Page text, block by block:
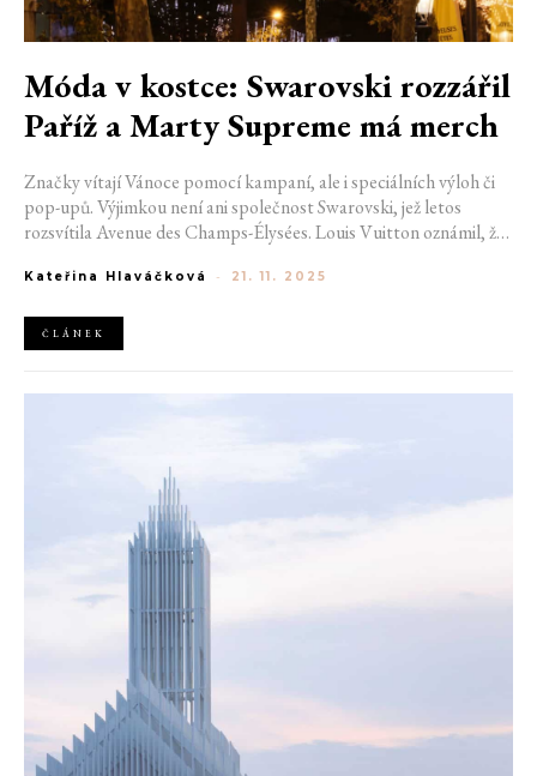
Móda v kostce: Swarovski rozzářil
Paříž a Marty Supreme má merch
Značky vítají Vánoce pomocí kampaní, ale i speciálních výloh či
pop-upů. Výjimkou není ani společnost Swarovski, jež letos
rozsvítila Avenue des Champs-Élysées. Louis Vuitton oznámil, že
Marc Jacobs revidují Kiki Boot a Nike servíruje polívku v Číně.
Kateřina Hlaváčková - 21. 11. 2025
ČLÁNEK